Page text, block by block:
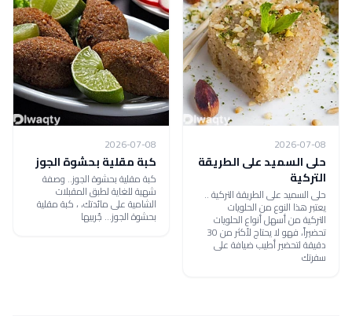
2026-07-08
حلى السميد على الطريقة
التركية
حلى السميد على الطريقة التركية ..
يعتبر هذا النوع من الحلويات
التركية من أسهل أنواع الحلويات
تحضيراً، فهو لا يحتاج لأكثر من 30
دقيقة لتحضير أطيب ضيافة على
سفرتك
2026-07-08
كبة مقلية بحشوة الجوز
كبة مقلية بحشوة الجوز.. وصفة
شهية للغاية لطبق المقبلات
الشامية على مائدتك، ، كبة مقلية
بحشوة الجوز... جّربيها